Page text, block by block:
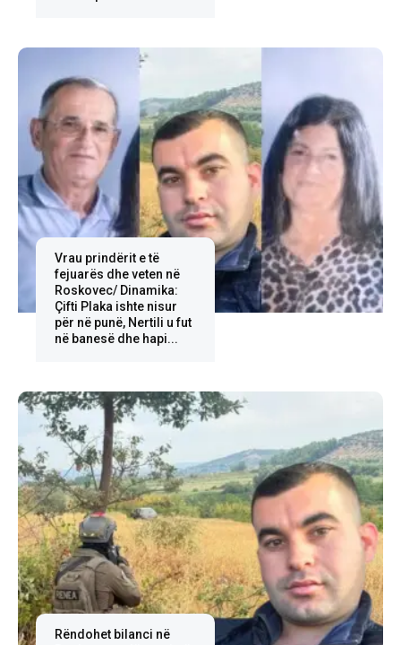
Vrau prindërit e të
fejuarës dhe veten në
Roskovec/ Dinamika:
Çifti Plaka ishte nisur
për në punë, Nertili u fut
në banesë dhe hapi...
Rëndohet bilanci në